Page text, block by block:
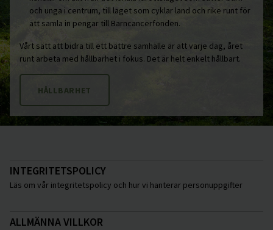
och unga i centrum, till laget som cyklar land och rike runt för
att samla in pengar till Barncancerfonden.
Vårt sätt att bidra till ett bättre samhälle är att varje dag, året
runt arbeta med hållbarhet i fokus. Det är helt enkelt hållbart.
HÅLLBARHET
INTEGRITETSPOLICY
Läs om vår integritetspolicy och hur vi hanterar personuppgifter
ALLMÄNNA VILLKOR